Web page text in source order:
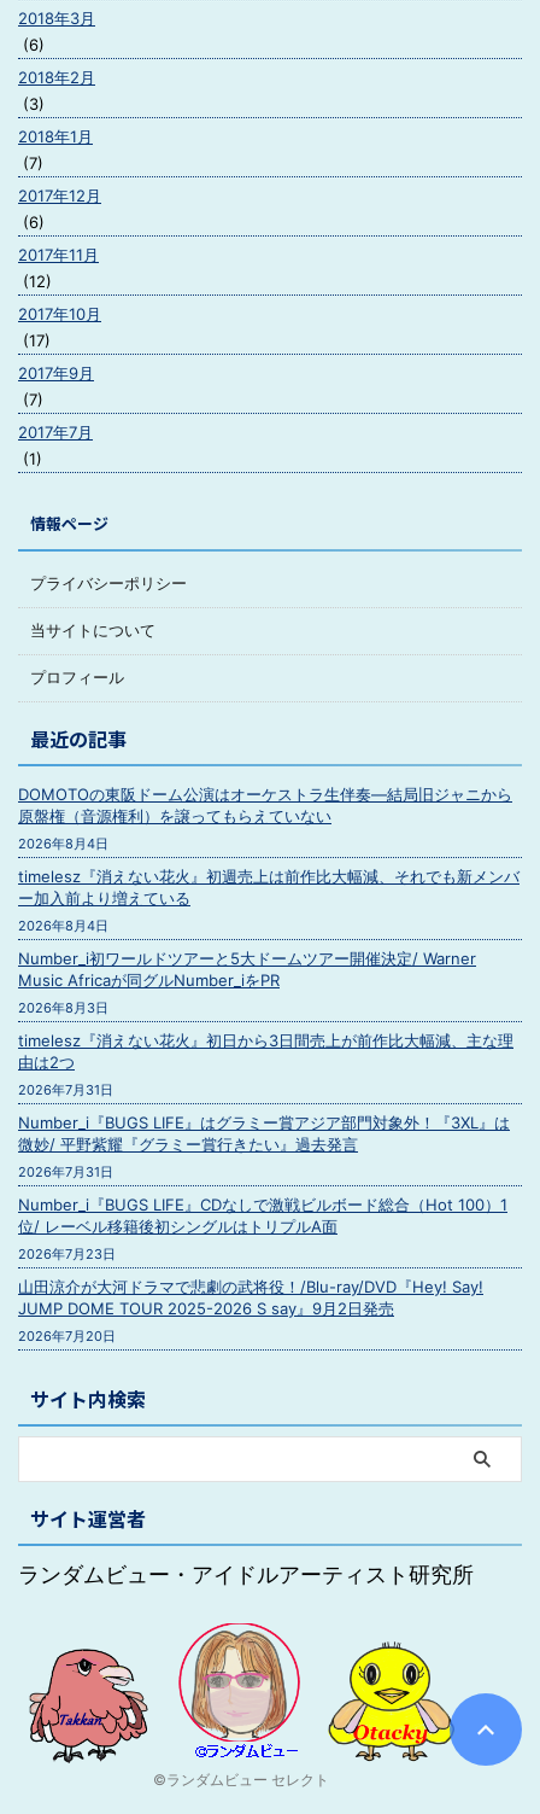
2018年3月
(6)
2018年2月
(3)
2018年1月
(7)
2017年12月
(6)
2017年11月
(12)
2017年10月
(17)
2017年9月
(7)
2017年7月
(1)
情報ページ
プライバシーポリシー
当サイトについて
プロフィール
最近の記事
DOMOTOの東阪ドーム公演はオーケストラ生伴奏―結局旧ジャニから
原盤権（音源権利）を譲ってもらえていない
2026年8月4日
timelesz『消えない花火』初週売上は前作比大幅減、それでも新メンバ
ー加入前より増えている
2026年8月4日
Number_i初ワールドツアーと5大ドームツアー開催決定/ Warner
Music Africaが同グルNumber_iをPR
2026年8月3日
timelesz『消えない花火』初日から3日間売上が前作比大幅減、主な理
由は2つ
2026年7月31日
Number_i『BUGS LIFE』はグラミー賞アジア部門対象外！『3XL』は
微妙/ 平野紫耀『グラミー賞行きたい』過去発言
2026年7月31日
Number_i『BUGS LIFE』CDなしで激戦ビルボード総合（Hot 100）1
位/ レーベル移籍後初シングルはトリプルA面
2026年7月23日
山田涼介が大河ドラマで悲劇の武将役！/Blu-ray/DVD『Hey! Say!
JUMP DOME TOUR 2025-2026 S say』9月2日発売
2026年7月20日
サイト内検索
サイト運営者
ランダムビュー・アイドルアーティスト研究所
©ランダムビュー セレクト